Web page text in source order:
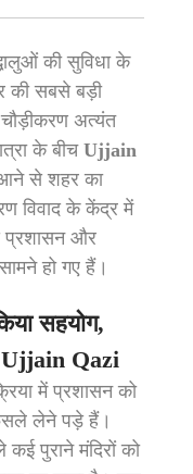
की सुविधा के
की सबसे बड़ी
चौड़ीकरण अत्यंत
के बीच Ujjain
आने से शहर का
विवाद के केंद्र में
और
हो गए हैं।
सहयोग,
Ujjain Qazi
में प्रशासन को
लेने पड़े हैं।
कई पुराने मंदिरों को